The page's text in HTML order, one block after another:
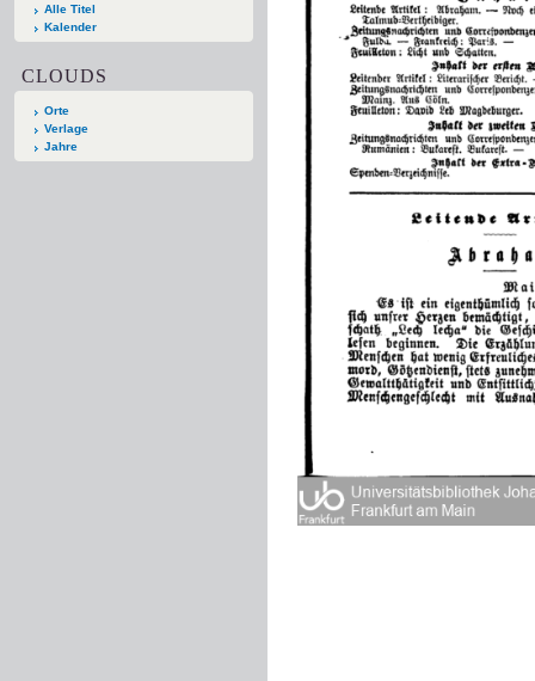
Alle Titel
Kalender
CLOUDS
Orte
Verlage
Jahre